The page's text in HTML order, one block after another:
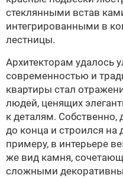
стеклянными встав
интегрированными в
лестницы.
Архитекторам удалось
современностью и
квартиры стал
людей, ценящих
к деталям. Собственно,
до конца и строился на
примеру, в интерьере
же вид камня,
сложными